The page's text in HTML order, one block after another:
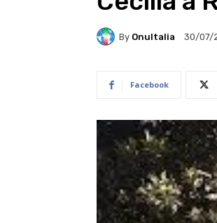
By OnuItalia 30/07/
Facebook